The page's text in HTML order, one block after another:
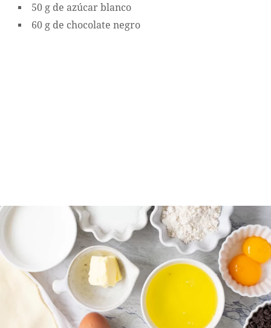
50 g de azúcar blanco
60 g de chocolate negro